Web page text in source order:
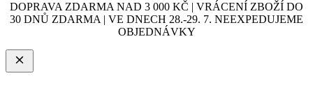
DOPRAVA ZDARMA NAD 3 000 KČ | VRÁCENÍ ZBOŽÍ DO
30 DNŮ ZDARMA | VE DNECH 28.-29. 7. NEEXPEDUJEME
OBJEDNÁVKY